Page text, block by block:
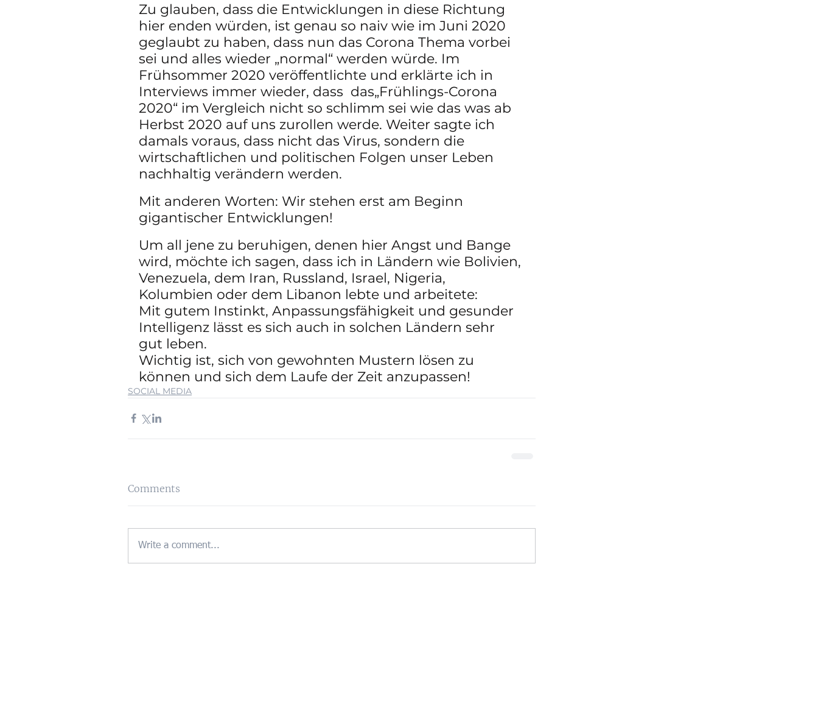
Zu glauben, dass die Entwicklungen in diese Richtung
hier enden würden, ist genau so naiv wie im Juni 2020
geglaubt zu haben, dass nun das Corona Thema vorbei
sei und alles wieder „normal“ werden würde. Im
Frühsommer 2020 veröffentlichte und erklärte ich in
Interviews immer wieder, dass  das„Frühlings-Corona
2020“ im Vergleich nicht so schlimm sei wie das was ab
Herbst 2020 auf uns zurollen werde. Weiter sagte ich
damals voraus, dass nicht das Virus, sondern die
wirtschaftlichen und politischen Folgen unser Leben
nachhaltig verändern werden.
Mit anderen Worten: Wir stehen erst am Beginn
gigantischer Entwicklungen!
Um all jene zu beruhigen, denen hier Angst und Bange
wird, möchte ich sagen, dass ich in Ländern wie Bolivien,
Venezuela, dem Iran, Russland, Israel, Nigeria,
Kolumbien oder dem Libanon lebte und arbeitete:
Mit gutem Instinkt, Anpassungsfähigkeit und gesunder
Intelligenz lässt es sich auch in solchen Ländern sehr
gut leben.
Wichtig ist, sich von gewohnten Mustern lösen zu
können und sich dem Laufe der Zeit anzupassen!
SOCIAL MEDIA
Comments
Write a comment...